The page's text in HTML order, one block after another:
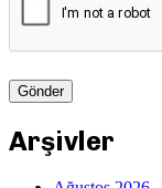
Arşivler